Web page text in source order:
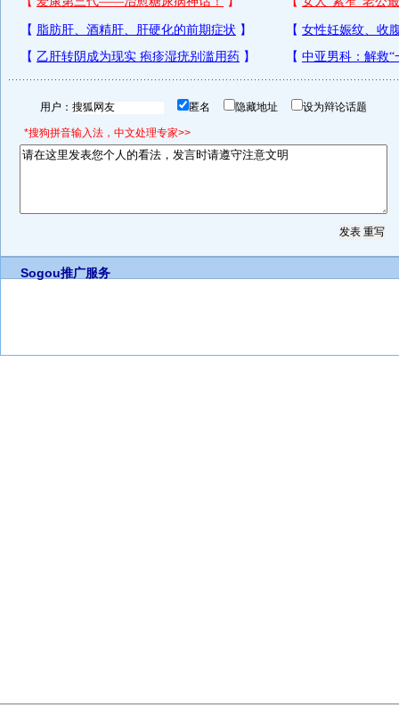
用户： 匿名 隐藏地址 设为辩论话题
*搜狗拼音输入法，中文处理专家>>
Sogou推广服务